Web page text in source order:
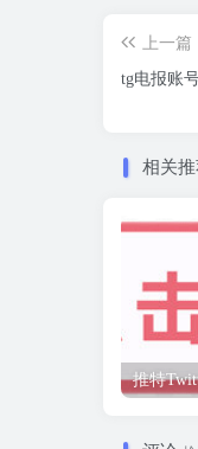
上一篇
tg电报账
相关
推特